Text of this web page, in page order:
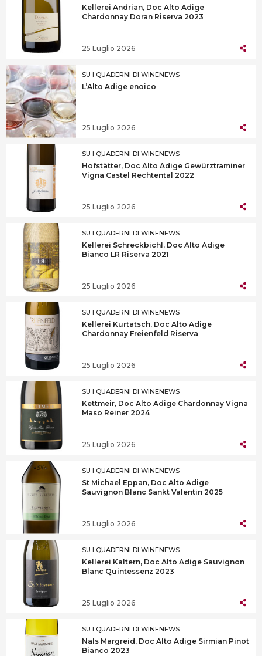
Kellerei Andrian, Doc Alto Adige
Chardonnay Doran Riserva 2023
25 Luglio 2026
SU I QUADERNI DI WINENEWS
L’Alto Adige enoico
25 Luglio 2026
SU I QUADERNI DI WINENEWS
Hofstätter, Doc Alto Adige Gewürztraminer
Vigna Castel Rechtental 2022
25 Luglio 2026
SU I QUADERNI DI WINENEWS
Kellerei Schreckbichl, Doc Alto Adige
Bianco LR Riserva 2021
25 Luglio 2026
SU I QUADERNI DI WINENEWS
Kellerei Kurtatsch, Doc Alto Adige
Chardonnay Freienfeld Riserva
25 Luglio 2026
SU I QUADERNI DI WINENEWS
Kettmeir, Doc Alto Adige Chardonnay Vigna
Maso Reiner 2024
25 Luglio 2026
SU I QUADERNI DI WINENEWS
St Michael Eppan, Doc Alto Adige
Sauvignon Blanc Sankt Valentin 2025
25 Luglio 2026
SU I QUADERNI DI WINENEWS
Kellerei Kaltern, Doc Alto Adige Sauvignon
Blanc Quintessenz 2023
25 Luglio 2026
SU I QUADERNI DI WINENEWS
Nals Margreid, Doc Alto Adige Sirmian Pinot
Bianco 2023